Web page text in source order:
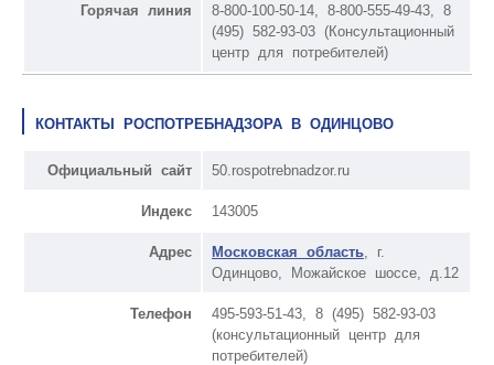
Горячая линия
8-800-100-50-14, 8-800-555-49-43, 8
(495) 582-93-03 (Консультационный
центр для потребителей)
КОНТАКТЫ РОСПОТРЕБНАДЗОРА В ОДИНЦОВО
Официальный сайт 50.rospotrebnadzor.ru
Индекс 143005
Адрес Московская область , г.
Одинцово, Можайское шоссе, д.12
Телефон
495-593-51-43, 8 (495) 582-93-03
(консультационный центр для
потребителей)